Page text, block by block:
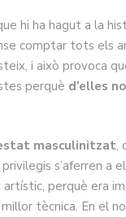
hi ha hagut a la
comptar tots els
i això provoca
perquè d’elles
masculinitzat,
s’aferren a
artístic, perquè era
tècnica. En el